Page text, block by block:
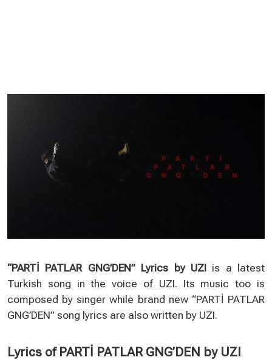
“PARTİ PATLAR GNG’DEN” Lyrics by UZIis a latest
Turkish song in the voice of UZI. Its music too is
composed by singer while brand new “PARTİ PATLAR
GNG’DEN” song lyrics are also written by UZI.
Lyrics of PARTİ PATLAR GNG’DEN by UZI